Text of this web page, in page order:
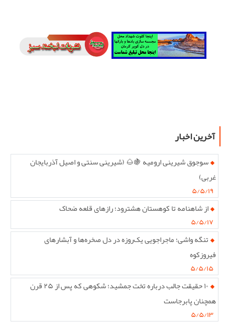
آخرین اخبار
سوجوق شیرینی ارومیه 🍇🌰 (شیرینی سنتی و اصیل آذربایجان
غربی)
۵/۵/۱۹
از شاهنامه تا کوهستان هشترود؛ رازهای قلعه ضحاک
۵/۵/۱۷
تنگه واشی؛ ماجراجویی یک‌روزه در دل صخره‌ها و آبشارهای
فیروزکوه
۵/۵/۱۵
۱۰ حقیقت جالب درباره تخت جمشید؛ شکوهی که پس از ۲۵ قرن
همچنان پابرجاست
۵/۵/۱۳